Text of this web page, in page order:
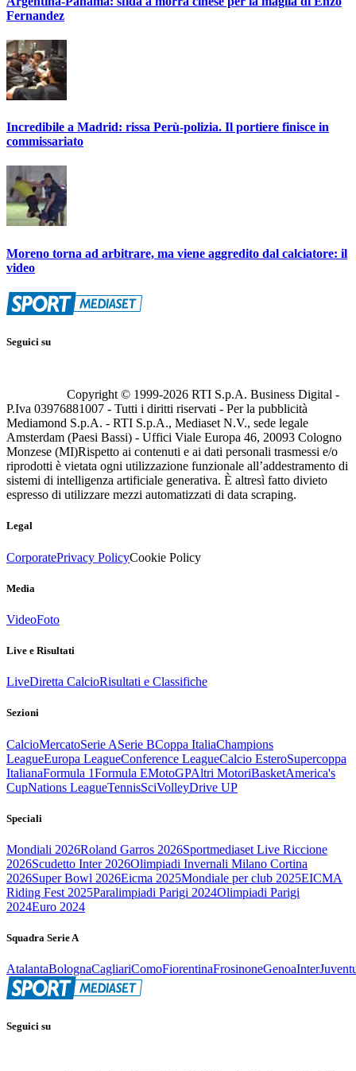
Fernandez
Incredibile a Madrid: rissa Perù-polizia. Il portiere finisce in
commissariato
Moreno torna ad arbitrare, ma viene aggredito dal calciatore: il
video
Seguici su
Copyright © 1999-2026 RTI S.p.A. Business Digital -
P.Iva 03976881007 - Tutti i diritti riservati - Per la pubblicità
Mediamond S.p.A. - RTI S.p.A., Mediaset N.V., sede legale
Amsterdam (Paesi Bassi) - Uffici Viale Europa 46, 20093 Cologno
Monzese (MI)Rispetto ai contenuti e ai dati personali trasmessi e/o
riprodotti è vietata ogni utilizzazione funzionale all’addestramento di
sistemi di intelligenza artificiale generativa. È altresì fatto divieto
espresso di utilizzare mezzi automatizzati di data scraping.
Legal
CorporatePrivacy PolicyCookie Policy
Media
VideoFoto
Live e Risultati
LiveDiretta CalcioRisultati e Classifiche
Sezioni
CalcioMercatoSerie ASerie BCoppa ItaliaChampions
LeagueEuropa LeagueConference LeagueCalcio EsteroSupercoppa
ItalianaFormula 1Formula EMotoGPAltri MotoriBasketAmerica's
CupNations LeagueTennisSciVolleyDrive UP
Speciali
Mondiali 2026Roland Garros 2026Sportmediaset Live Riccione
2026Scudetto Inter 2026Olimpiadi Invernali Milano Cortina
2026Super Bowl 2026Eicma 2025Mondiale per club 2025EICMA
Riding Fest 2025Paralimpiadi Parigi 2024Olimpiadi Parigi
2024Euro 2024
Squadra Serie A
AtalantaBolognaCagliariComoFiorentinaFrosinoneGenoaInter
Seguici su